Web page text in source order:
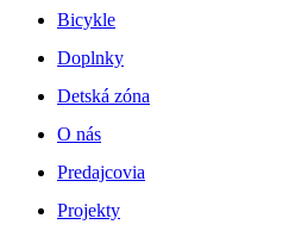
Bicykle
Doplnky
Detská zóna
O nás
Predajcovia
Projekty